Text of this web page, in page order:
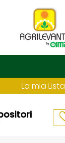
La mia Lista